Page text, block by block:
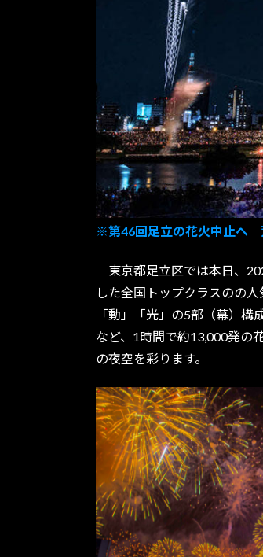
※第46回足立の花火中止へ
東京都足立区では本日、
した全国トップクラスのの
「動」「光」の5部（幕）
など、1時間で約13,000発の
の夜空を彩ります。